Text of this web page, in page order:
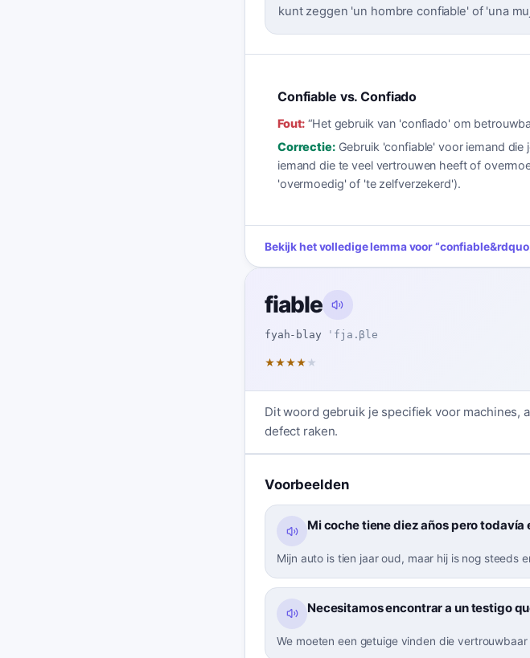
kunt zeggen 'un hombre confiable' of 'una
Confiable vs. Confiado
Fout: “Het gebruik van 'confiado' om
Correctie: Gebruik 'confiable' voor iemand
iemand die te veel vertrouwen heeft of
'overmoedig' of 'te zelfverzekerd').
Bekijk het volledige lemma voor“confiable
fiable
fyah-blay ˈfja.βle
★★★★ ★
Dit woord gebruik je specifiek voor machines,
defect raken.
Voorbeelden
Mi coche tiene diez años pero todavía
Mijn auto is tien jaar oud, maar hij is nog steeds
Necesitamos encontrar a un testigo
We moeten een getuige vinden die vertrouwbaar